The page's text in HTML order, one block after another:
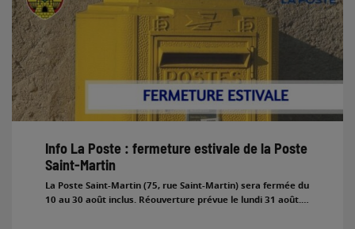
Info La Poste : fermeture estivale de la Poste
Saint-Martin
La Poste Saint-Martin (75, rue Saint-Martin) sera fermée du
10 au 30 août inclus. Réouverture prévue le lundi 31 août.…